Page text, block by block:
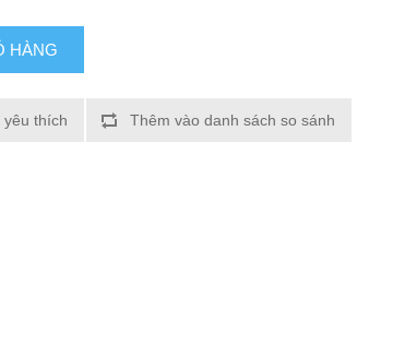
HÀNG
yêu thích Thêm vào danh sách so sánh